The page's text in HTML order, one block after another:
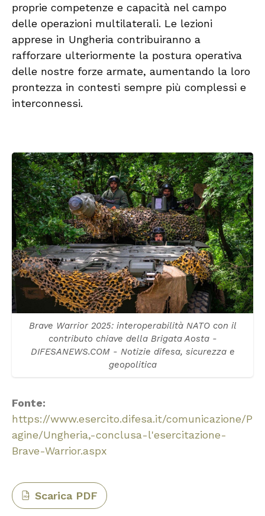
proprie competenze e capacità nel campo
delle operazioni multilaterali. Le lezioni
apprese in Ungheria contribuiranno a
rafforzare ulteriormente la postura operativa
delle nostre forze armate, aumentando la loro
prontezza in contesti sempre più complessi e
interconnessi.
Brave Warrior 2025: interoperabilità NATO con il
contributo chiave della Brigata Aosta -
DIFESANEWS.COM - Notizie difesa, sicurezza e
geopolitica
Fonte:
https://www.esercito.difesa.it/comunicazione/P
agine/Ungheria,-conclusa-l'esercitazione-
Brave-Warrior.aspx
PDF Scarica PDF